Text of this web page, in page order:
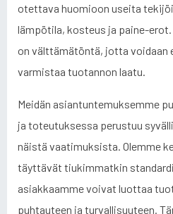
otettava huomioon useita
lämpötila, kosteus ja paine-
on välttämätöntä, jotta voidaan
varmistaa tuotannon laatu.
Meidän asiantuntemuksemme
ja toteutuksessa perustuu
näistä vaatimuksista. Olemme
täyttävät tiukimmatkin
asiakkaamme voivat luottaa
puhtauteen ja turvallisuuteen.